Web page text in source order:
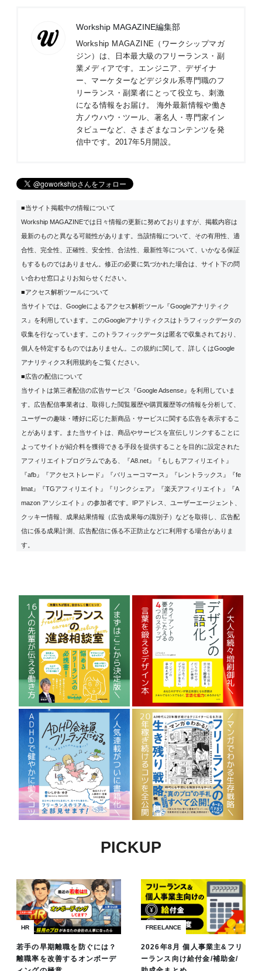
Workship MAGAZINE編集部
Workship MAGAZINE（ワークシップマガ
ジン）は、日本最大級のフリーランス・副
業メディアです。エンジニア、デザイナ
ー、マーケターなどデジタル系専門職のフ
リーランス・副業者にとって役立ち、刺激
になる情報をお届け。 海外最新情報や働き
方ノウハウ・ツール、著名人・専門家イン
タビューなど、さまざまなコンテンツを発
信中です。2017年5月開設。
■当サイト掲載中の情報について
Workship MAGAZINEでは日々情報の更新に努めておりますが、掲載内容は
最新のものと異なる可能性があります。当該情報について、その有用性、適
合性、完全性、正確性、安全性、合法性、最新性等について、いかなる保証
もするものではありません。修正の必要に気づかれた場合は、サイト下の問
い合わせ窓口よりお知らせください。
■アクセス解析ツールについて
当サイトでは、Googleによるアクセス解析ツール『Googleアナリティク
ス』を利用しています。このGoogleアナリティクスはトラフィックデータの
収集を行なっています。このトラフィックデータは匿名で収集されており、
個人を特定するものではありません。この規約に関して、詳しくはGoogle
アナリティクス利用規約をご覧ください。
■広告の配信について
当サイトは第三者配信の広告サービス『Google Adsense』を利用していま
す。広告配信事業者は、取得した閲覧履歴や購買履歴等の情報を分析して、
ユーザーの趣味・嗜好に応じた新商品・サービスに関する広告を表示するこ
とがあります。また当サイトは、商品やサービスを宣伝しリンクすることに
よってサイトが紹介料を獲得できる手段を提供することを目的に設定された
アフィリエイトプログラムである、『A8.net』『もしもアフィリエイト』
『afb』『アクセストレード』『バリューコマース』『レントラックス』『fe
lmat』『TGアフィリエイト』『リンクシェア』『楽天アフィリエイト』『A
mazon アソシエイト』の参加者です。IPアドレス、ユーザーエージェント、
クッキー情報、成果結果情報（広告成果毎の識別子）などを取得し、広告配
信に係る成果計測、広告配信に係る不正防止などに利用する場合がありま
す。
PICKUP
HR
若手の早期離職を防ぐには？
離職率を改善するオンボーデ
FREELANCE
2026年8月 個人事業主&フリ
ーランス向け給付金/補助金/